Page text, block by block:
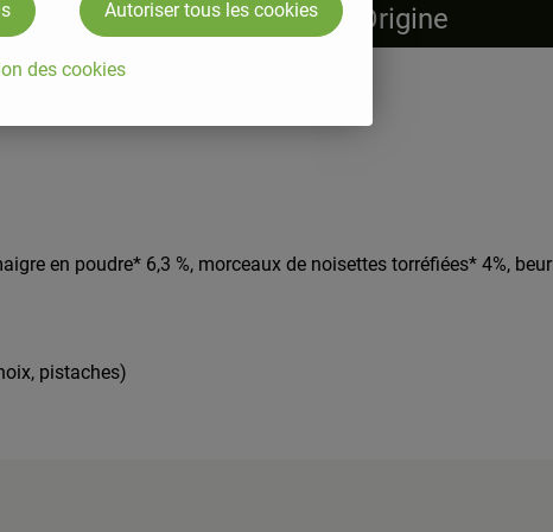
Origine
en poudre* 6,3 %, morceaux de noisettes torréfiées* 4%,
pistaches)
des cookies
Autoriser tous les cookies